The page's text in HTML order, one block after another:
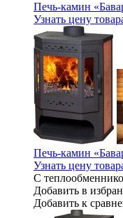
Печь-камин
Узнать цену
Печь-камин
Узнать цену
С
Добавить в
Добавить к